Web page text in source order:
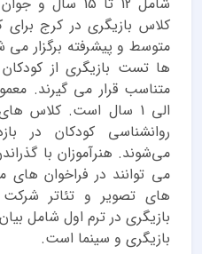
کلاس بازیگری در کرج
متوسط و پیشرفته برگزار
ها تست بازیگری از
الی 1 سال است. کلاس
روانشناسی کودکان در
می‌شوند. هنرآموزان با
می توانند در فراخوان های
های تصویر و تئاتر
بازیگری در ترم اول شامل
بازیگری و سینما است.